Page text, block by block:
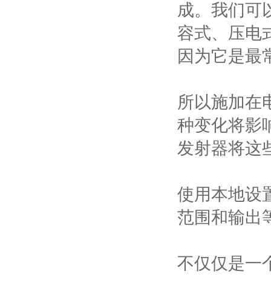
成。我们
容式、压电
因为它是最
所以施加在
种变化将影
发射器将这
使用本地设
范围和输出
不仅仅是一